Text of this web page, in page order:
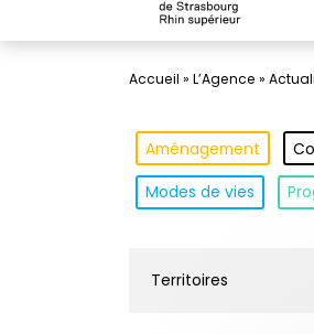
Accueil » L’Agence »
Aménagement
Modes de vies
Territoires